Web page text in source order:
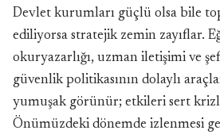
Devlet kurumları güçlü olsa bile
ediliyorsa stratejik zemin zayıflar.
okuryazarlığı, uzman iletişimi ve
güvenlik politikasının dolaylı
yumuşak görünür; etkileri sert
Önümüzdeki dönemde izlenmesi